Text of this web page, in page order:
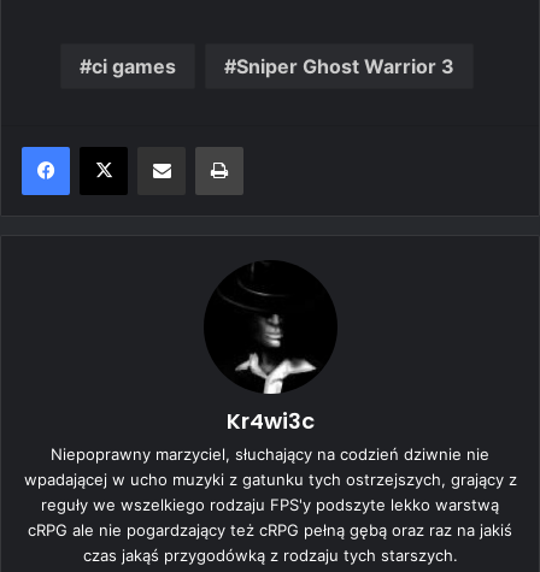
ci games Sniper Ghost Warrior 3
Kr4wi3c
Niepoprawny marzyciel, słuchający na codzień dziwnie nie
wpadającej w ucho muzyki z gatunku tych ostrzejszych, grający z
reguły we wszelkiego rodzaju FPS'y podszyte lekko warstwą
cRPG ale nie pogardzający też cRPG pełną gębą oraz raz na jakiś
czas jakąś przygodówką z rodzaju tych starszych.